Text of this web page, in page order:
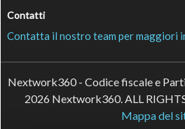
Contatti
Contatta il nostro team per maggiori
Nextwork360 - Codice fiscale e
2026 Nextwork360. ALL RIGHTS
Mappa del